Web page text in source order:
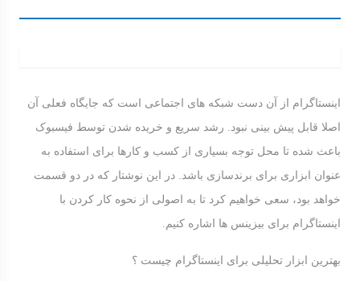
اینستاگرام از آن دست شبکه های اجتماعی است که جایگاه فعلی آن
اصلا قابل پیش بینی نبود. رشد سریع و خریده شدن توسط فیسبوک
باعث شده تا محل توجه بسیاری از کسب و کارها برای استفاده به
عنوان ابزاری برای برندسازی باشد. در این نوشتار که در دو قسمت
خواهد بود، سعی خواهیم کرد تا به اصولی از نحوه کار کردن با
اینستاگرام برای بیزینس ها اشاره کنیم.
بهترین ابزار تحلیلی برای اینستاگرام چیست ؟